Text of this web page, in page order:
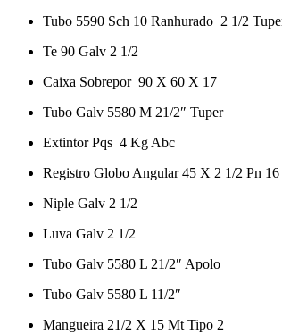
Tubo 5590 Sch 10 Ranhurado 2 1/2
Te 90 Galv 2 1/2
Caixa Sobrepor 90 X 60 X 17
Tubo Galv 5580 M 21/2″ Tuper
Extintor Pqs 4 Kg Abc
Registro Globo Angular 45 X 2 1/2 Pn 16
Niple Galv 2 1/2
Luva Galv 2 1/2
Tubo Galv 5580 L 21/2″ Apolo
Tubo Galv 5580 L 11/2″
Mangueira 21/2 X 15 Mt Tipo 2